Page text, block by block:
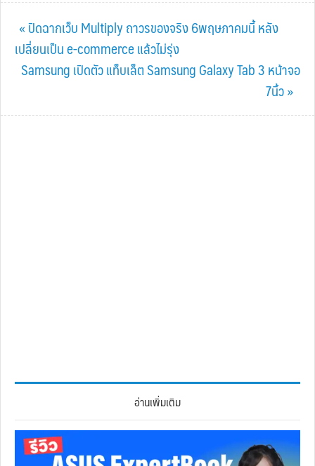
Previous
Post:
« ปิดฉากเว็บ Multiply ถาวรของจริง 6พฤษภาคมนี้ หลัง
เปลี่ยนเป็น e-commerce แล้วไม่รุ่ง
Next
Samsung เปิดตัว แท็บเล็ต Samsung Galaxy Tab 3 หน้าจอ
7นิ้ว »
อ่านเพิ่มเติม